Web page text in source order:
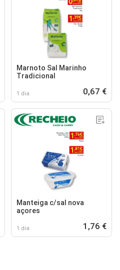
Marnoto Sal Marinho
Tradicional
1 dia 0,67 €
Manteiga c/sal nova
açores
1 dia 1,76 €